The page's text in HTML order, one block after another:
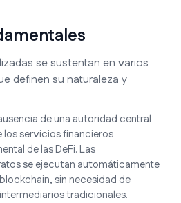
se sustentan en varios
definen su naturaleza y
de una autoridad central
servicios financieros
de las DeFi. Las
se ejecutan automáticamente
sin necesidad de
tradicionales.